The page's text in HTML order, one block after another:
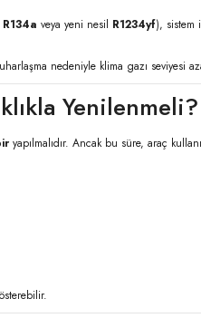
R134a veya yeni nesil R1234yf), sistem
nedeniyle klima gazı seviyesi
Yenilenmeli?
yapılmalıdır. Ancak bu süre, araç